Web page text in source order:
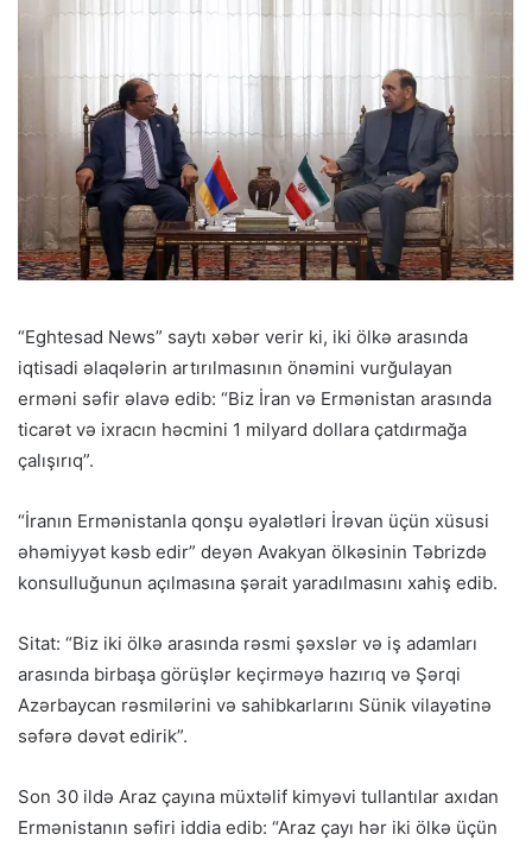
“Eghtesad News” saytı xəbər verir ki, iki ölkə arasında
iqtisadi əlaqələrin artırılmasının önəmini vurğulayan
erməni səfir əlavə edib: “Biz İran və Ermənistan arasında
ticarət və ixracın həcmini 1 milyard dollara çatdırmağa
çalışırıq”.
“İranın Ermənistanla qonşu əyalətləri İrəvan üçün xüsusi
əhəmiyyət kəsb edir” deyən Avakyan ölkəsinin Təbrizdə
konsulluğunun açılmasına şərait yaradılmasını xahiş edib.
Sitat: “Biz iki ölkə arasında rəsmi şəxslər və iş adamları
arasında birbaşa görüşlər keçirməyə hazırıq və Şərqi
Azərbaycan rəsmilərini və sahibkarlarını Sünik vilayətinə
səfərə dəvət edirik”.
Son 30 ildə Araz çayına müxtəlif kimyəvi tullantılar axıdan
Ermənistanın səfiri iddia edib: “Araz çayı hər iki ölkə üçün